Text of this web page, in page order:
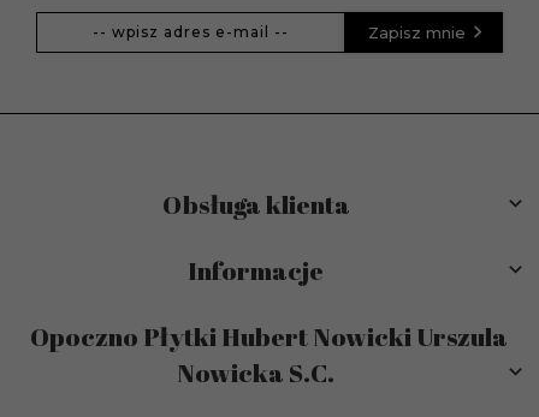
Zapisz mnie
Obsługa klienta
Informacje
Opoczno Płytki Hubert Nowicki Urszula
Nowicka S.C.